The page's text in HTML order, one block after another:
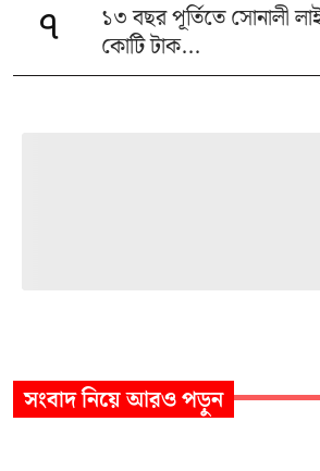
৭
১৩ বছর পূর্তিতে সোনালী
কোটি টাক...
সংবাদনিয়ে আরও পড়ুন